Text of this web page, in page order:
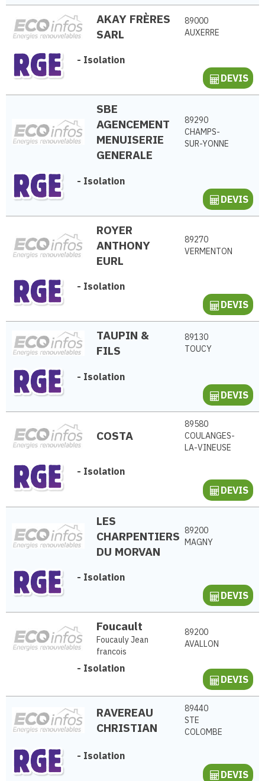
AKAY FRÈRES
SARL
89000
AUXERRE
- Isolation
DEVIS
SBE
AGENCEMENT
MENUISERIE
GENERALE
89290
CHAMPS-
SUR-YONNE
- Isolation
DEVIS
ROYER
ANTHONY
EURL
89270
VERMENTON
- Isolation
DEVIS
TAUPIN &
FILS
89130
TOUCY
- Isolation
DEVIS
COSTA
89580
COULANGES-
LA-VINEUSE
- Isolation
DEVIS
LES
CHARPENTIERS
DU MORVAN
89200
MAGNY
- Isolation
DEVIS
Foucault
Foucauly Jean
francois
89200
AVALLON
- Isolation
DEVIS
RAVEREAU
CHRISTIAN
89440
STE
COLOMBE
- Isolation
DEVIS